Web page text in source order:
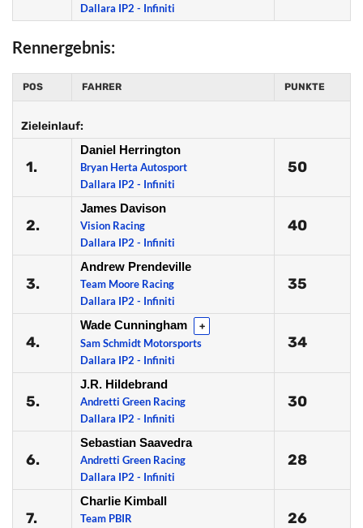
Dallara IP2 - Infiniti
Rennergebnis:
POS FAHRER PUNKTE
Zieleinlauf:
1.
Daniel Herrington
Bryan Herta Autosport
Dallara IP2 - Infiniti
50
2.
James Davison
Vision Racing
Dallara IP2 - Infiniti
40
3.
Andrew Prendeville
Team Moore Racing
Dallara IP2 - Infiniti
35
4.
Wade Cunningham +
Sam Schmidt Motorsports
Dallara IP2 - Infiniti
34
5.
J.R. Hildebrand
Andretti Green Racing
Dallara IP2 - Infiniti
30
6.
Sebastian Saavedra
Andretti Green Racing
Dallara IP2 - Infiniti
28
7.
Charlie Kimball
Team PBIR
26